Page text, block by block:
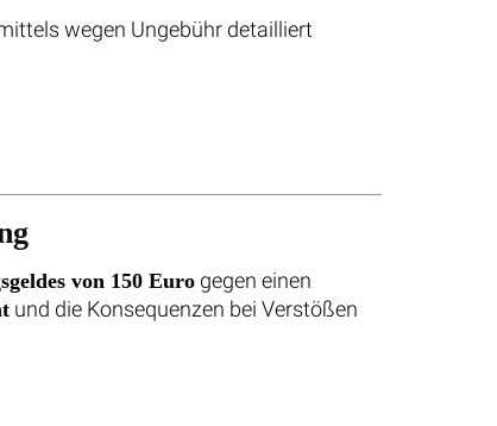
wegen Ungebühr detailliert
von 150 Euro gegen einen
und die Konsequenzen bei Verstößen